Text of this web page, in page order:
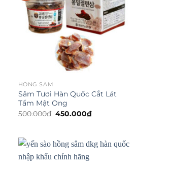
HỒNG SÂM
Sâm Tươi Hàn Quốc Cắt Lát
Tẩm Mật Ong
500.000₫ Giá
450.000₫Giá
450.000₫.